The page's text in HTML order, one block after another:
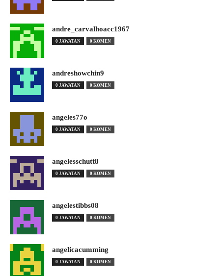
andre_carvalhoacc1967
0 JAWATAN 0 KOMEN
andreshowchin9
0 JAWATAN 0 KOMEN
angeles77o
0 JAWATAN 0 KOMEN
angelesschutt8
0 JAWATAN 0 KOMEN
angelestibbs08
0 JAWATAN 0 KOMEN
angelicacumming
0 JAWATAN 0 KOMEN